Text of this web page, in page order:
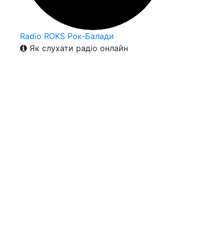
Radio ROKS Рок-Балади
Як слухати радіо онлайн